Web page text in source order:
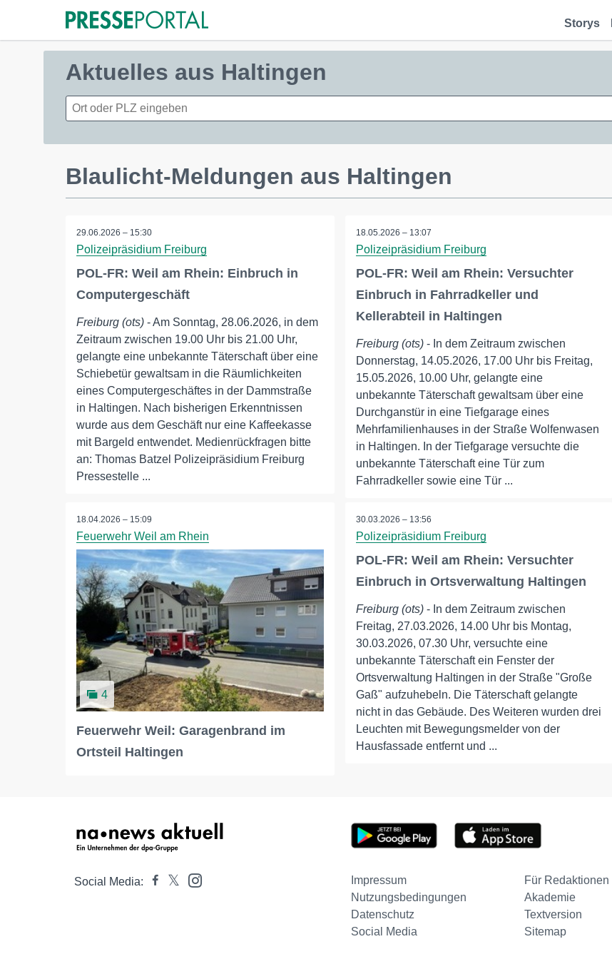
Storys
Aktuelles aus Haltingen
Blaulicht-Meldungen aus Haltingen
29.06.2026 – 15:30
Polizeipräsidium Freiburg
POL-FR: Weil am Rhein: Einbruch in
Computergeschäft
Freiburg (ots) - Am Sonntag, 28.06.2026, in dem
Zeitraum zwischen 19.00 Uhr bis 21.00 Uhr,
gelangte eine unbekannte Täterschaft über eine
Schiebetür gewaltsam in die Räumlichkeiten
eines Computergeschäftes in der Dammstraße
in Haltingen. Nach bisherigen Erkenntnissen
wurde aus dem Geschäft nur eine Kaffeekasse
mit Bargeld entwendet. Medienrückfragen bitte
an: Thomas Batzel Polizeipräsidium Freiburg
Pressestelle ...
18.05.2026 – 13:07
Polizeipräsidium Freiburg
POL-FR: Weil am Rhein: Versuchter
Einbruch in Fahrradkeller und
Kellerabteil in Haltingen
Freiburg (ots)- In dem Zeitraum zwischen
Donnerstag, 14.05.2026, 17.00 Uhr bis Freitag,
15.05.2026, 10.00 Uhr, gelangte eine
unbekannte Täterschaft gewaltsam über eine
Durchganstür in eine Tiefgarage eines
Mehrfamilienhauses in der Straße Wolfenwasen
in Haltingen. In der Tiefgarage versuchte die
unbekannte Täterschaft eine Tür zum
Fahrradkeller sowie eine Tür ...
18.04.2026 – 15:09
Feuerwehr Weil am Rhein
4
Feuerwehr Weil: Garagenbrand im
Ortsteil Haltingen
30.03.2026 – 13:56
Polizeipräsidium Freiburg
POL-FR: Weil am Rhein: Versuchter
Einbruch in Ortsverwaltung Haltingen
Freiburg (ots)- In dem Zeitraum zwischen
Freitag, 27.03.2026, 14.00 Uhr bis Montag,
30.03.2026, 07.30 Uhr, versuchte eine
unbekannte Täterschaft ein Fenster der
Ortsverwaltung Haltingen in der Straße "Große
Gaß" aufzuhebeln. Die Täterschaft gelangte
nicht in das Gebäude. Des Weiteren wurden drei
Leuchten mit Bewegungsmelder von der
Hausfassade entfernt und ...
Social Media: Impressum Für Redaktionen
Nutzungsbedingungen
Akademie
Datenschutz
Textversion
Social Media
Sitemap